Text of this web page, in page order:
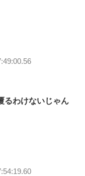
るわけないじゃん